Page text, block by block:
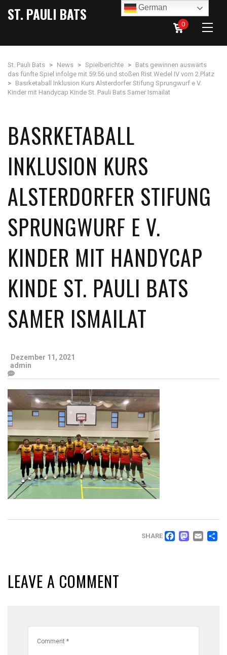
ST. PAULI BATS
0
St. Pauli Bats > News > Spielberichte > Bats gewinnen auswärts
das fünfte Spiel infolge mit 59:56 und stoßen Rist Wedel IV vom 2.Platz
> Basrketaball Inklusion Kurs Alsterdorfer Stifung Sprungwurf e V.
Kinder mit Handycap Kinde St. Pauli Bats Samer Ismailat
BASRKETABALL
INKLUSION KURS
ALSTERDORFER STIFUNG
SPRUNGWURF E V.
KINDER MIT HANDYCAP
KINDE ST. PAULI BATS
SAMER ISMAILAT
Dezember 11, 2021
admin
SHARE
LEAVE A COMMENT
German